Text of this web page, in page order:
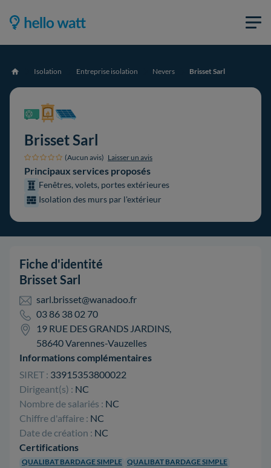
Accueil Isolation Entreprise isolation Nevers Brisset Sarl
Brisset Sarl
(Aucun avis) Laisser un avis
Principaux services proposés
Fenêtres, volets, portes extérieures
Isolation des murs par l'extérieur
Fiche d'identité
Brisset Sarl
sarl.brisset@wanadoo.fr
03 86 38 02 70
19 RUE DES GRANDS JARDINS,
58640 Varennes-Vauzelles
Informations complémentaires
SIRET : 33915353800022
Dirigeant(s) : NC
Nombre de salariés : NC
Chiffre d'affaire : NC
Date de création : NC
Certifications
QUALIBAT BARDAGE SIMPLE QUALIBAT BARDAGE SIMPLE